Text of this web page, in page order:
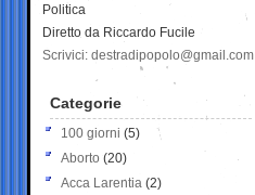
Politica
Diretto da Riccardo Fucile
Scrivici: destradipopolo@gmail.com
Categorie
100 giorni (5)
Aborto (20)
Acca Larentia (2)